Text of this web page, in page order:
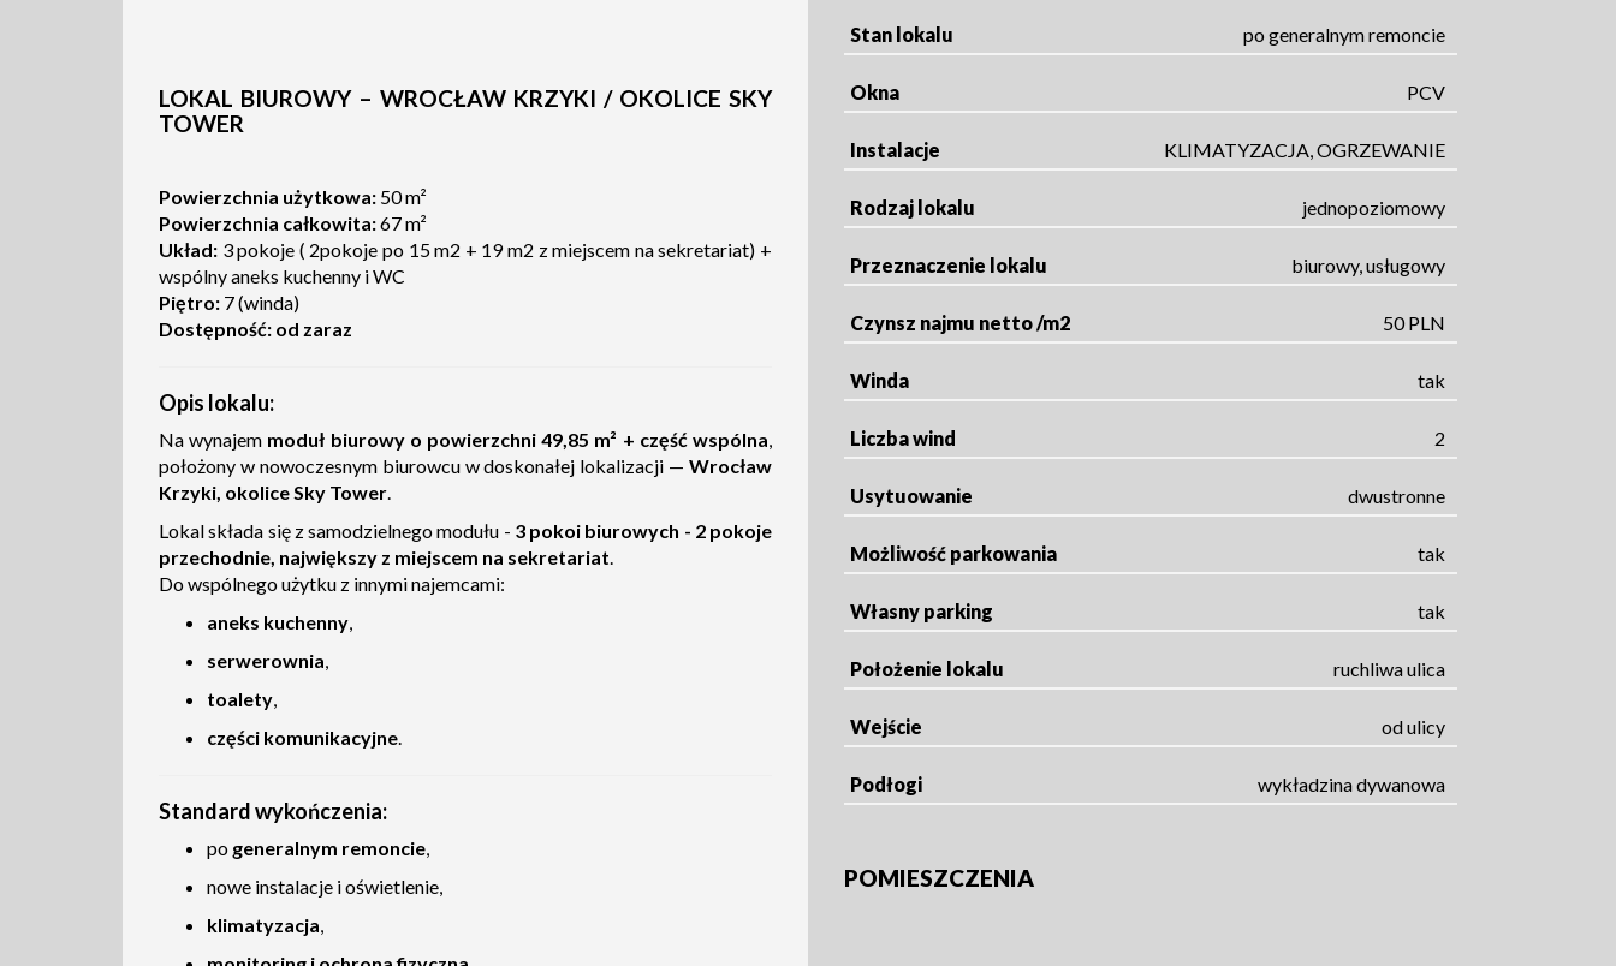
LOKAL BIUROWY – WROCŁAW KRZYKI / OKOLICE SKY
TOWER
Powierzchnia użytkowa: 50 m²
Powierzchnia całkowita:67 m²
Układ: 3 pokoje ( 2pokoje po 15 m2 + 19 m2 z miejscem na sekretariat) +
wspólny aneks kuchenny i WC
Piętro: 7 (winda)
Dostępność: od zaraz
Opis lokalu:
Na wynajem moduł biurowy o powierzchni 49,85 m² + część wspólna,
położony w nowoczesnym biurowcu w doskonałej lokalizacji — Wrocław
Krzyki, okolice Sky Tower.
Lokal składa się z samodzielnego modułu - 3 pokoi biurowych - 2 pokoje
przechodnie, największy z miejscem na sekretariat.
Do wspólnego użytku z innymi najemcami:
aneks kuchenny,
serwerownia,
toalety,
części komunikacyjne.
Standard wykończenia:
po generalnym remoncie,
nowe instalacje i oświetlenie,
klimatyzacja,
Stan lokalu po generalnym remoncie
Okna PCV
Instalacje KLIMATYZACJA, OGRZEWANIE
Rodzaj lokalu jednopoziomowy
Przeznaczenie lokalu biurowy, usługowy
Czynsz najmu netto /m2 50 PLN
Winda tak
Liczba wind 2
Usytuowanie dwustronne
Możliwość parkowania tak
Własny parking tak
Położenie lokalu ruchliwa ulica
Wejście od ulicy
Podłogi wykładzina dywanowa
POMIESZCZENIA